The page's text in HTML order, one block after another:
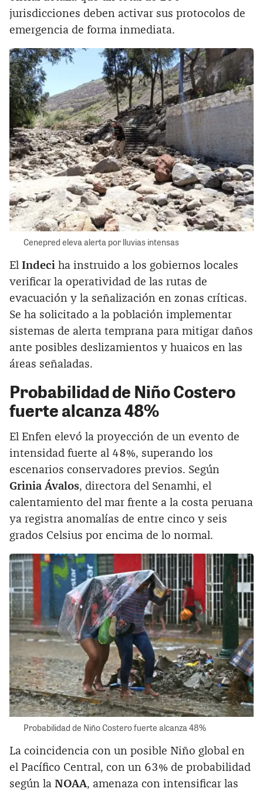
jurisdicciones deben activar sus protocolos de
emergencia de forma inmediata.
Cenepred eleva alerta por lluvias intensas
El Indeci ha instruido a los gobiernos locales
verificar la operatividad de las rutas de
evacuación y la señalización en zonas críticas.
Se ha solicitado a la población implementar
sistemas de alerta temprana para mitigar daños
ante posibles deslizamientos y huaicos en las
áreas señaladas.
Probabilidad de Niño Costero
fuerte alcanza 48%
El Enfen elevó la proyección de un evento de
intensidad fuerte al 48%, superando los
escenarios conservadores previos. Según
Grinia Ávalos, directora del Senamhi, el
calentamiento del mar frente a la costa peruana
ya registra anomalías de entre cinco y seis
grados Celsius por encima de lo normal.
Probabilidad de Niño Costero fuerte alcanza 48%
La coincidencia con un posible Niño global en
el Pacífico Central, con un 63% de probabilidad
según la NOAA, amenaza con intensificar las